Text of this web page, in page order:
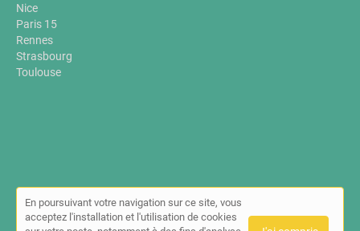
Nice
Paris 15
Rennes
Strasbourg
Toulouse
© Annuaire-sante-bien-etre.fr 2026 |Plan du site
Contact
En poursuivant votre navigation sur ce site, vous
acceptez l'installation et l'utilisation de cookies